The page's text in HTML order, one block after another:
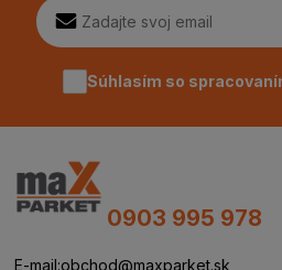
Súhlasím so
0903 995 978
E-mail:obchod@maxparket.sk